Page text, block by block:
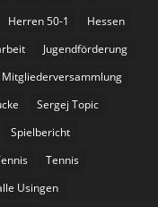
Herren 50-1
Hessen
Jugendförderung
Mitgliederversammlung
Sergej Topic
Spielbericht
Tennis
Usingen